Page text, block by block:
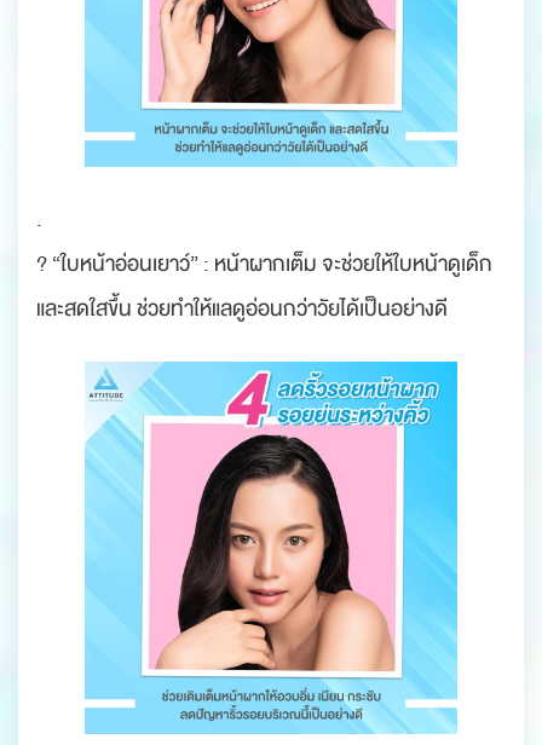
.
? “ใบหน้าอ่อนเยาว์” : หน้าผากเต็ม จะช่วยให้ใบหน้าดูเด็ก
และสดใสขึ้น ช่วยทำให้แลดูอ่อนกว่าวัยได้เป็นอย่างดี